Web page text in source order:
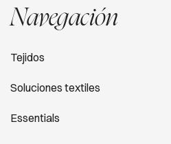
Navegación
Tejidos
Soluciones textiles
Essentials